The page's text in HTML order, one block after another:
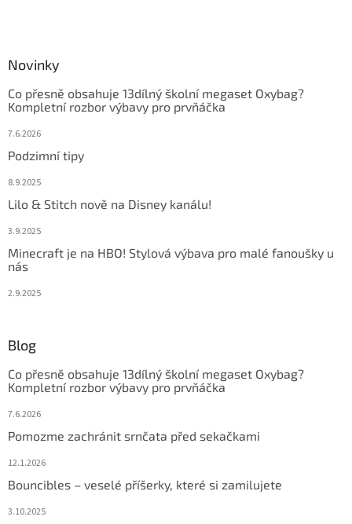
Novinky
Co přesně obsahuje 13dílný školní megaset Oxybag?
Kompletní rozbor výbavy pro prvňáčka
7.6.2026
Podzimní tipy
8.9.2025
Lilo & Stitch nově na Disney kanálu!
3.9.2025
Minecraft je na HBO! Stylová výbava pro malé fanoušky u
nás
2.9.2025
Blog
Co přesně obsahuje 13dílný školní megaset Oxybag?
Kompletní rozbor výbavy pro prvňáčka
7.6.2026
Pomozme zachránit srnčata před sekačkami
12.1.2026
Bouncibles – veselé příšerky, které si zamilujete
3.10.2025